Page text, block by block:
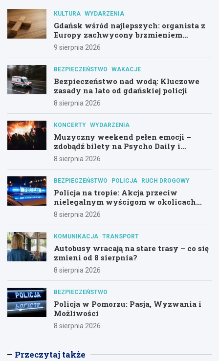
KULTURA WYDARZENIA
Gdańsk wśród najlepszych: organista z
Europy zachwycony brzmieniem
kościoła św. Mikołaja
9 sierpnia 2026
BEZPIECZEŃSTWO WAKACJE
Bezpieczeństwo nad wodą: Kluczowe
zasady na lato od gdańskiej policji
8 sierpnia 2026
KONCERTY WYDARZENIA
Muzyczny weekend pełen emocji –
zdobądź bilety na Psycho Daily i
Alternatywny Las!
8 sierpnia 2026
BEZPIECZEŃSTWO POLICJA RUCH DROGOWY
Policja na tropie: Akcja przeciw
nielegalnym wyścigom w okolicach
Hali Olivia
8 sierpnia 2026
KOMUNIKACJA TRANSPORT
Autobusy wracają na stare trasy – co się
zmieni od 8 sierpnia?
8 sierpnia 2026
BEZPIECZEŃSTWO
Policja w Pomorzu: Pasja, Wyzwania i
Możliwości
8 sierpnia 2026
Przeczytaj także